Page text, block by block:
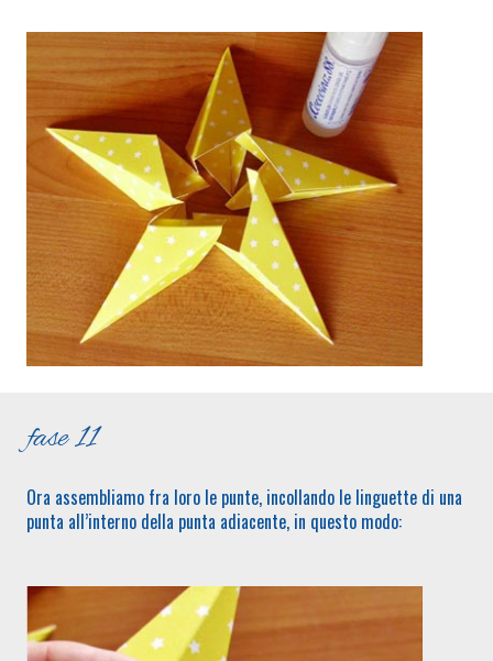
fase 11
Ora assembliamo fra loro le punte, incollando le linguette di una
punta all’interno della punta adiacente, in questo modo: